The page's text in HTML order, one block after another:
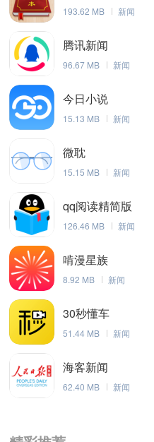
193.62 MB 新闻
腾讯新闻
96.67 MB 新闻
今日小说
15.13 MB 新闻
微耽
15.15 MB 新闻
qq阅读精简版
126.46 MB 新闻
啃漫星族
8.92 MB 新闻
30秒懂车
51.44 MB 新闻
海客新闻
62.40 MB 新闻